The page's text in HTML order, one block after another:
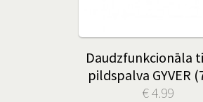
Daudzfunkcionāla
pildspalva GYVER
€ 4.99